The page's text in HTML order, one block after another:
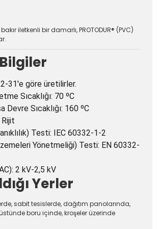
iletkenli bir damarlı, PROTODUR® (PVC)
31'e göre üretilirler.
Sıcaklığı: 70 ºC
Devre Sıcaklığı: 160 ºC
Rijit
Testi: IEC 60332-1-2
Yönetmeliği) Testi: EN 60332-
2 kV-2,5 kV
Yerler
sabit tesislerde, dağıtım panolarında,
üstünde boru içinde, kroşeler üzerinde